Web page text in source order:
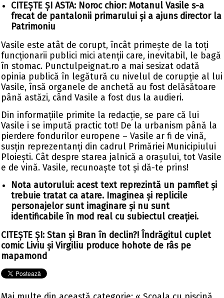
CITEȘTE ȘI ASTA: Noroc chior: Motanul Vasile s-a
frecat de pantalonii primarului și a ajuns director la
Patrimoniu
Vasile este atât de corupt, încât primește de la toți
funcționarii publici mici atenții care, inevitabil, le bagă
în stomac. Punctulpeignat.ro a mai sesizat odată
opinia publică în legătură cu nivelul de corupție al lui
Vasile, însă organele de anchetă au fost delăsătoare
până astăzi, când Vasile a fost dus la audieri.
Din informațiile primite la redacție, se pare că lui
Vasile i se impută practic tot! De la urbanism până la
pierdere fondurilor europene – Vasile ar fi de vină,
susțin reprezentanți din cadrul Primăriei Municipiului
Ploiești. Cât despre starea jalnică a orașului, tot Vasile
e de vină. Vasile, recunoaște tot și dă-te prins!
Nota autorului: acest text reprezintă un pamflet și
trebuie tratat ca atare. Imaginea și replicile
personajelor sunt imaginare și nu sunt
identificabile în mod real cu subiectul creației.
CITEȘTE ȘI: Stan și Bran în declin?! Îndrăgitul cuplet
comic Liviu și Virgiliu produce hohote de râs pe
mapamond